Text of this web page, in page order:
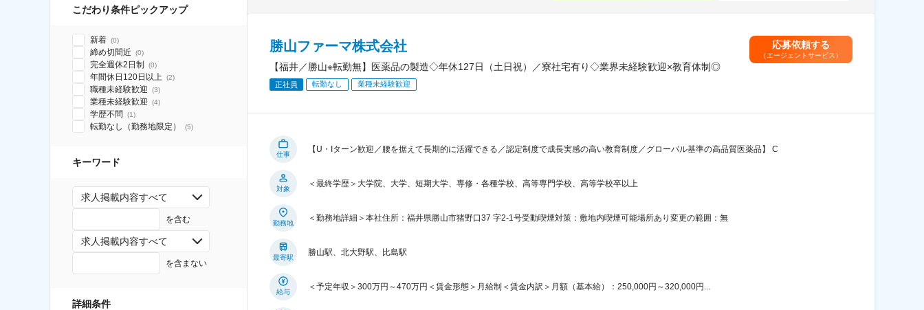
こだわり条件ピックアップ
新着 (0)
締め切間近 (0)
完全週休2日制 (0)
年間休日120日以上 (2)
職種未経験歓迎 (3)
業種未経験歓迎 (4)
学歴不問 (1)
転勤なし（勤務地限定） (5)
キーワード
求人掲載内容すべて
を含む
求人掲載内容すべて
を含まない
詳細条件
勝山ファーマ株式会社
【福井／勝山※転勤無】医薬品の製造◇年休127日（土日祝）／寮社宅有り◇業界未経験歓迎×教育体制◎
正社員 転勤なし 業種未経験歓迎
応募依頼する
（エージェントサービス）
仕事
【U・Iターン歓迎／腰を据えて長期的に活躍できる／認定制度で成長実感の高い教育制度／グローバル基準の高品質医薬品】 C
対象
＜最終学歴＞大学院、大学、短期大学、専修・各種学校、高等専門学校、高等学校卒以上
勤務地
＜勤務地詳細＞本社住所：福井県勝山市猪野口37 字2-1号受動喫煙対策：敷地内喫煙可能場所あり変更の範囲：無
最寄駅
勝山駅、北大野駅、比島駅
給与
＜予定年収＞300万円～470万円＜賃金形態＞月給制＜賃金内訳＞月額（基本給）：250,000円～320,000円...